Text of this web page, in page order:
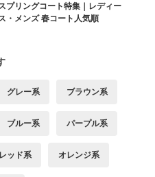
プリングコート特集｜レディー
・メンズ 春コート人気順
グレー系 ブラウン系
ブルー系 パープル系
レッド系 オレンジ系